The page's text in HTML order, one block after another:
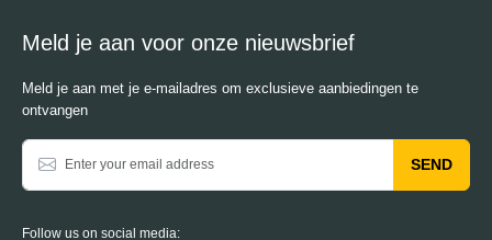
Meld je aan voor onze nieuwsbrief
Meld je aan met je e-mailadres om exclusieve aanbiedingen te
ontvangen
SEND
Follow us on social media: